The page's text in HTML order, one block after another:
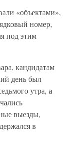
«объектами»,
номер,
под этим
кандидатам
день был
утра, а
выезды,
в